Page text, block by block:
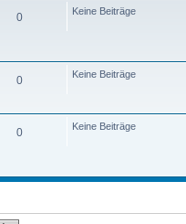
0 Keine Beiträge
0 Keine Beiträge
0 Keine Beiträge